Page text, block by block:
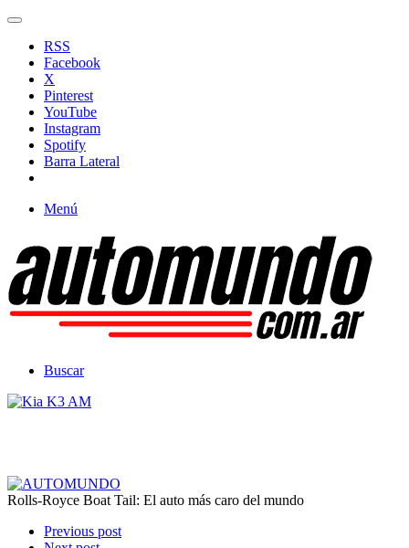
RSS
Facebook
X
Pinterest
YouTube
Instagram
Spotify
Barra Lateral
Menú
Buscar
Rolls-Royce Boat Tail: El auto más caro del mundo
Previous post